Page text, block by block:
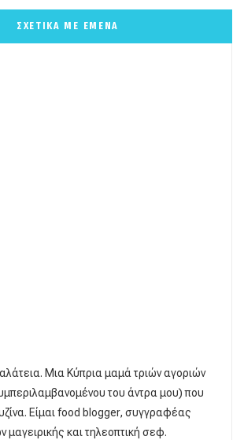
ΣΧΕΤΙΚΑ ΜΕ ΕΜΕΝΑ
Μια Κύπρια μαμά τριών αγοριών
του άντρα μου) που
Είμαι food blogger, συγγραφέας
μαγειρικής και τηλεοπτική σεφ.